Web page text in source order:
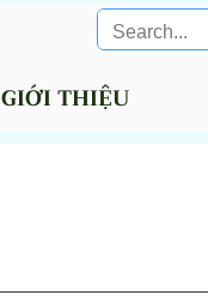
GIỚI THIỆU